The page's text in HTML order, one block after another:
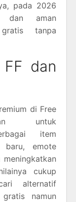
pada 2026
dan aman
tanpa
dan
di Free
untuk
item
baru, emote
cukup
alternatif
namun